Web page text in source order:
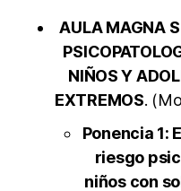
AULA MAGNA
NIÑOS Y
EXTREMOS.
Ponencia 1:
riesgo
niños con